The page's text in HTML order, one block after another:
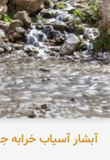
آبشار آسیاب خرابه